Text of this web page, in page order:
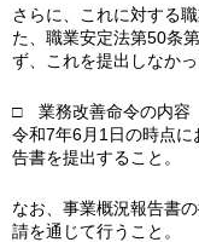
さらに、これに対する
た、職業安定法第50条
ず、これを提出しなかっ
□ 業務改善命令の内容
令和7年6月1日の時点
告書を提出すること。
なお、事業概況報告書
請を通じて行うこと。